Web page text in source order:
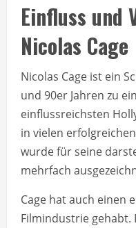
Einfluss und
Nicolas Cage
Nicolas Cage ist ein
und 90er Jahren zu
einflussreichsten
in vielen
wurde für seine
mehrfach
Cage hat auch einen
Filmindustrie gehabt.